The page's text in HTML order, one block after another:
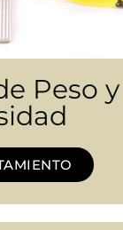
Peso y